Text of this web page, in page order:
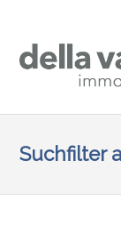
Suchfilter